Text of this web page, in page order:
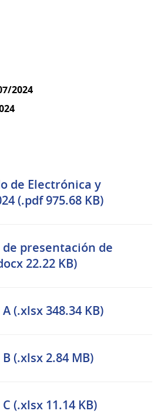
2024
de Electrónica y
(.pdf 975.68 KB)
presentación de
22.22 KB)
(.xlsx 348.34 KB)
(.xlsx 2.84 MB)
(.xlsx 11.14 KB)